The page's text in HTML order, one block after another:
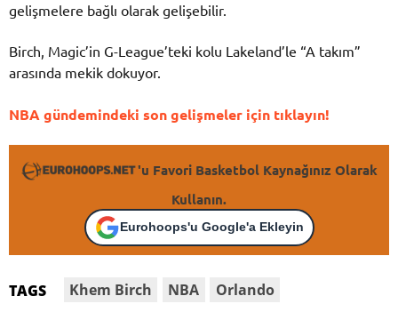
gelişmelere bağlı olarak gelişebilir.
Birch, Magic’in G-League’teki kolu Lakeland’le “A takım”
arasında mekik dokuyor.
NBA gündemindeki son gelişmeler için tıklayın!
'u Favori Basketbol Kaynağınız Olarak
Kullanın.
Eurohoops'u Google'a Ekleyin
TAGS Khem Birch NBA Orlando